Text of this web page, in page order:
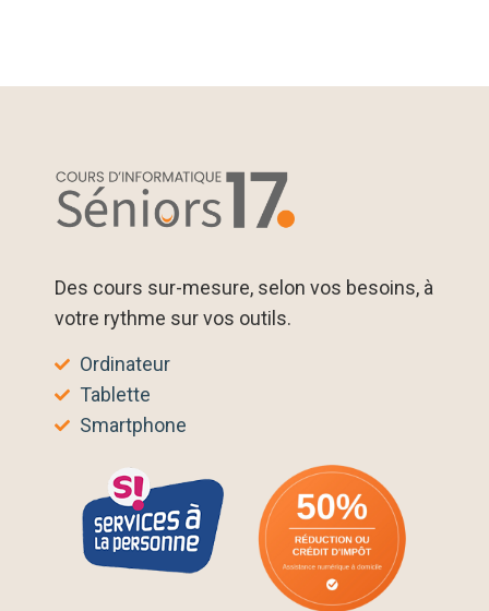
Des cours sur-mesure, selon vos besoins, à
votre rythme sur vos outils.
Ordinateur
Tablette
Smartphone